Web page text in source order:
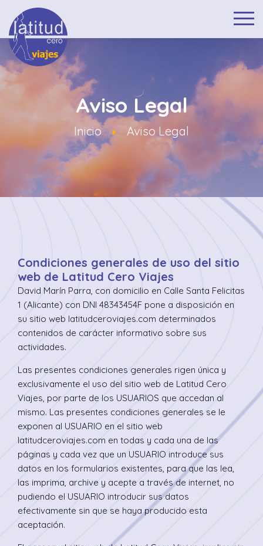
Aviso Legal
Inicio Aviso Legal
Condiciones generales de uso del sitio
web de Latitud Cero Viajes
David Marín Parra, con domicilio en Calle Santa Felicitas
1 (Alicante) con DNI 48343454F pone a disposición en
su sitio web latitudceroviajes.com determinados
contenidos de carácter informativo sobre sus
actividades.
Las presentes condiciones generales rigen única y
exclusivamente el uso del sitio web de Latitud Cero
Viajes, por parte de los USUARIOS que accedan al
mismo. Las presentes condiciones generales se le
exponen al USUARIO en el sitio web
latitudceroviajes.com en todas y cada una de las
páginas y cada vez que un USUARIO introduce sus
datos en los formularios existentes, para que las lea,
las imprima, archive y acepte a través de internet, no
pudiendo el USUARIO introducir sus datos
efectivamente sin que se haya producido esta
aceptación.